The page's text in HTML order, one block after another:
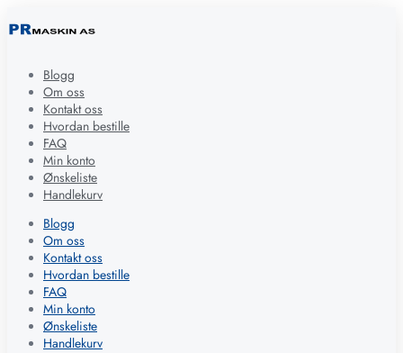
Blogg
Om oss
Kontakt oss
Hvordan bestille
FAQ
Min konto
Ønskeliste
Handlekurv
Blogg
Om oss
Kontakt oss
Hvordan bestille
FAQ
Min konto
Ønskeliste
Handlekurv